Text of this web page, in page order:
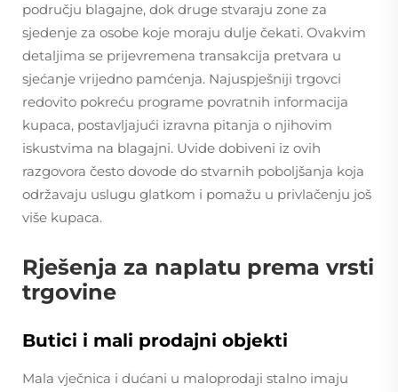
području blagajne, dok druge stvaraju zone za
sjedenje za osobe koje moraju dulje čekati. Ovakvim
detaljima se prijevremena transakcija pretvara u
sjećanje vrijedno pamćenja. Najuspješniji trgovci
redovito pokreću programe povratnih informacija
kupaca, postavljajući izravna pitanja o njihovim
iskustvima na blagajni. Uvide dobiveni iz ovih
razgovora često dovode do stvarnih poboljšanja koja
održavaju uslugu glatkom i pomažu u privlačenju još
više kupaca.
Rješenja za naplatu prema vrsti
trgovine
Butici i mali prodajni objekti
Mala vječnica i dućani u maloprodaji stalno imaju